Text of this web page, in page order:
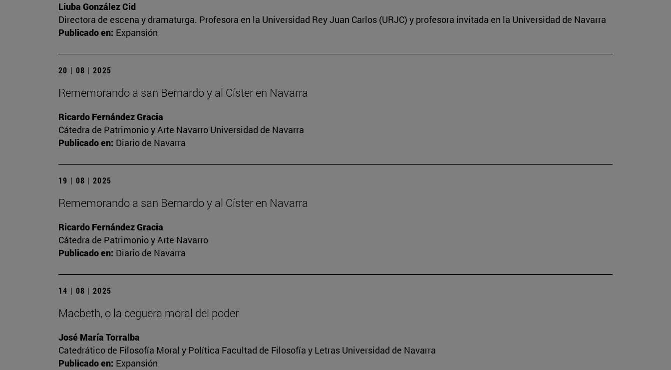
Liuba González Cid
Directora de escena y dramaturga. Profesora en la Universidad Rey Juan Carlos (URJC) y profesora invitada en la Universidad de Navarra
Publicado en: Expansión
20 | 08 | 2025
Rememorando a san Bernardo y al Císter en Navarra
Ricardo Fernández Gracia
Cátedra de Patrimonio y Arte Navarro Universidad de Navarra
Publicado en: Diario de Navarra
19 | 08 | 2025
Rememorando a san Bernardo y al Císter en Navarra
Ricardo Fernández Gracia
Cátedra de Patrimonio y Arte Navarro
Publicado en: Diario de Navarra
14 | 08 | 2025
Macbeth, o la ceguera moral del poder
José María Torralba
Catedrático de Filosofía Moral y Política Facultad de Filosofía y Letras Universidad de Navarra
Publicado en: Expansión